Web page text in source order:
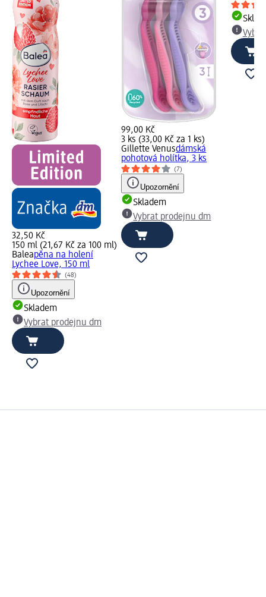
32,50 Kč
150 ml (21,67 Kč za 100 ml)
Baleapěna na holení
Lychee Love, 150 ml
(48)
Upozornění
Skladem
Vybrat prodejnu dm
99,00 Kč
3 ks (33,00 Kč za 1 ks)
Gillette Venusdámská
pohotová holítka, 3 ks
(7)
Upozornění
Skladem
Vybrat prodejnu dm